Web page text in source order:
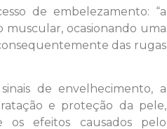
de embelezamento: “a
muscular, ocasionando uma
das rugas
de envelhecimento, a
e proteção da pele,
efeitos causados pelo